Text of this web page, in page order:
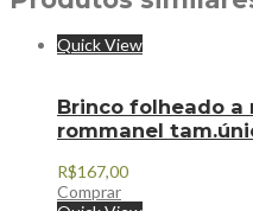
Quick View
Brinco folheado a
rommanel
R$167,00
Comprar